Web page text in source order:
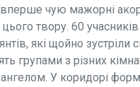
вперше чую мажорні
твору. 60 учасників
які щойно зустріли
групами з різних
У коридорі